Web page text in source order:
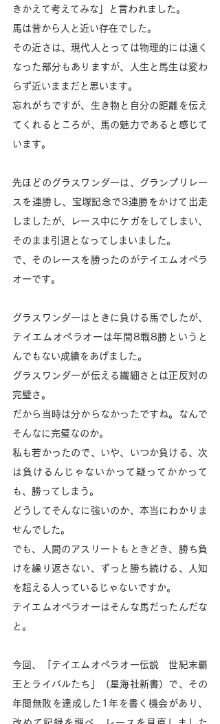
きかえて考えてみな」と言われました。
馬は昔から人と近い存在でした。
その近さは、現代人とっては物理的には遠く
なった部分もありますが、人生と馬生は変わ
らず近いままだと思います。
忘れがちですが、生き物と自分の距離を伝え
てくれるところが、馬の魅力であると感じて
います。
先ほどのグラスワンダーは、グランプリレー
スを連勝し、宝塚記念で3連勝をかけて出走
しましたが、レース中にケガをしてしまい、
そのまま引退となってしまいました。
で、そのレースを勝ったのがテイエムオペラ
オーです。
グラスワンダーはときに負ける馬でしたが、
テイエムオペラオーは年間8戦8勝というと
んでもない成績をあげました。
グラスワンダーが伝える繊細さとは正反対の
完璧さ。
だから当時は分からなかったですね。なんで
そんなに完璧なのか。
私も若かったので、いや、いつか負ける、次
は負けるんじゃないかって疑ってかかって
も、勝ってしまう。
どうしてそんなに強いのか、本当にわかりま
せんでした。
でも、人間のアスリートもときどき、勝ち負
けを繰り返さない、ずっと勝ち続ける、人知
を超える人っているじゃないですか。
テイエムオペラオーはそんな馬だったんだな
と。
今回、「テイエムオペラオー伝説　世紀末覇
王とライバルたち」（星海社新書）で、その
年間無敗を達成した1年を書く機会があり、